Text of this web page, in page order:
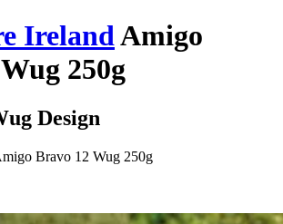
IrelandAmigo
250g
Design
Bravo 12 Wug 250g